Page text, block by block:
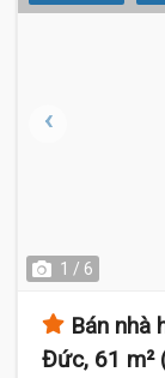
1 / 6
Bán nhà
Đức, 61 m²